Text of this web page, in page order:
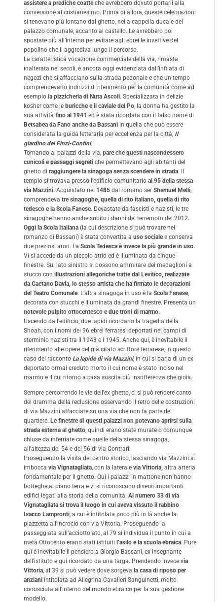
assistere a prediche coatteche avrebbero dovuto portarli alla
conversione al cristianesimo. Prima di allora, queste celebrazioni
si tenevano più lontano dal ghetto, nella cappella ducale del
palazzo comunale, accanto al castello. Le avrebbero poi
spostate più all’interno per evitare agli ebrei le invettive del
popolino che li aggrediva lungo il percorso.
La caratteristica vocazione commerciale della via, rimasta
inalterata nei secoli, è ancora oggi evidenziata dall’infilata di
negozi che si affacciano sulla strada pedonale e che un tempo
comprendevano indirizzi di riferimento per la comunità come ad
esempio la pizzicheria di Nuta Ascoli. Specializzata in delizie
kosher come le buricche e il caviale del Po , la donna ha gestito la
sua attività fino al 1941 ed è stata ricordata con il falso nome di
Betsabea da Fano anche da Bassani in quella che può essere
considerata la guida letteraria per eccellenza per la città, Il
giardino dei Finzi-Contini.
Tornando ai palazzi della via, pare che questi nascondessero
cunicoli e passaggi segreti che permettevano agli abitanti del
ghetto di raggiungere la sinagoga senza scendere in strada. Il
tempio si trovava presso l’edificio comunitario al 95 della stessa
via Mazzini. Acquistato nel 1485 dal romano ser Shemuel Melli
comprendeva tre sinagoghe, quella di rito italiano, quella di rito
tedesco e la Scola Fanese. Devastate da fascisti e nazisti, le tre
sinagoghe hanno anche subito i danni del terremoto del 2012.
Oggi la Scola Italiana (la cui descrizione si può trovare nel
romanzo di Bassani) è stata convertita a uso socialee conserva
due preziosi aron. La Scola Tedesca è invece la più grande in uso.
Vi si accede da un piccolo atrio ed è illuminata da cinque
finestre. Sul lato sinistro si possono ammirare dei medaglioni a
stucco con illustrazioni allegoriche tratte dal Levitico, realizzate
da Gaetano Davia, lo stesso artista che ha firmato le decorazioni
del Teatro Comunale. L’altra sinagoga in uso è la Scola Fanese,
decorata con stucchi e illuminata da grandi finestre. Presenta un
notevole pulpito ottocentesco e due troni di marmo.
Uscendo dall’edificio, due lapidi ricordano la tragedia della
Shoah, con i nomi dei 96 ebrei ferraresi deportati nei campi di
sterminio nazisti tra il 1943 e i 1945. Anche qui, è inevitabile il
riferimento alle opere del già citato scrittore ferrarese, in questo
caso del racconto La lapide di via Mazzini, in cui si parla di un ex
deportato ormai creduto morto il cui nome è stato inciso nel
marmo e il cui ritorno a casa suscita più insofferenza che gioia.
Sempre percorrendo le vie dell’ex ghetto, ci si può rendere conto
del dramma della reclusione osservando il retro delle costruzioni
di via Mazzini affacciate su una via che non fa parte del
quartiere. Le finestre di questi palazzi non potevano aprirsi sulla
strada esterna al ghetto , quindi erano state murate o comunque
chiuse da inferriate come quelle della stessa sinagoga,
all’altezza del 54 e del 56 di via Contrari.
Proseguendo la visita del centro storico, lasciando via Mazzini si
imbocca via Vignatagliata , con la laterale via Vittoria, altra arteria
fondamentale per il ghetto. Qui i palazzi in mattone non hanno
botteghe al piano terra e vi si riconoscono diversi importanti
edifici legati alla storia della comunità. Al numero 33 di via
Vignatagliata si trova il luogo in cui aveva vissuto il rabbino
Isacco Lampronti , a cui è intitolata poco più in là anche la
piazzetta all’incrocio con via Vittoria. Proseguendo la
passeggiata sull’acciottolato, al 79 si individua il punto in cui a
metà Ottocento erano stati istituiti l’asilo e la scuola ebraica. Pure
qui è inevitabile il pensiero a Giorgio Bassani, ex insegnante
dell’istituto e qui ricordato da una targa. Prendendo invece via
Vittoria , al 39 si può vedere dove sorgeva la casa di riposo per
anziani intitolata ad Allegrina Cavalieri Sanguinetti, molto
conosciuta all’interno del mondo ebraico per la sua gestione
modello.